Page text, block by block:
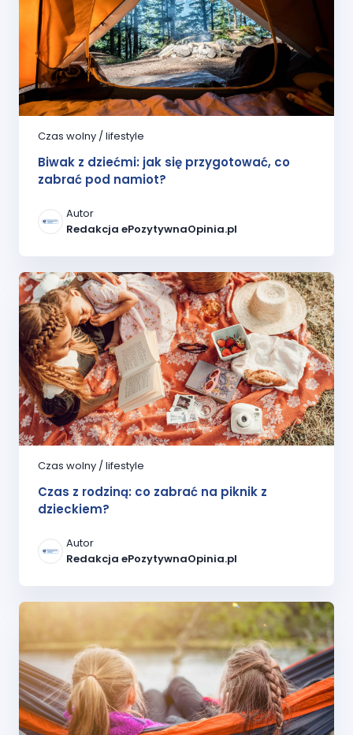
Czas wolny / lifestyle
Biwak z dziećmi: jak się przygotować, co
zabrać pod namiot?
Autor
Redakcja ePozytywnaOpinia.pl
Czas wolny / lifestyle
Czas z rodziną: co zabrać na piknik z
dzieckiem?
Autor
Redakcja ePozytywnaOpinia.pl